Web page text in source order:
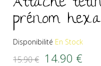
prénom
Disponibilité En Stock
15.90€ Le prix
14.90 €